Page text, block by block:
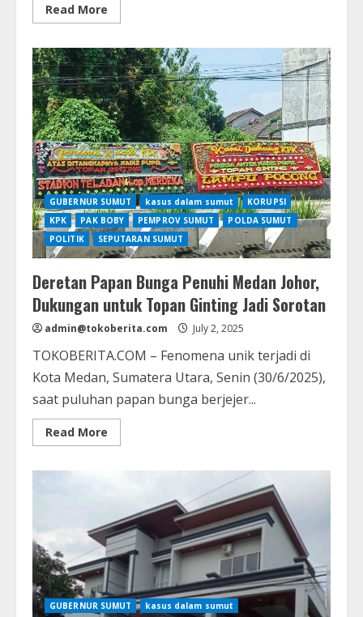
Read More
more
Sumut
Kaget,
Proyek
Rp
231
Miliar
di
Tabagsel
Tak
Pernah
Dibahas
Dewan
GUBERNUR SUMUT kasus dalam sumut
KORUPSI
KPK
PAK BOBY PEMPROV SUMUT
POLDA SUMUT
POLITIK
SEPUTARAN SUMUT
Deretan Papan Bunga Penuhi Medan Johor,
Dukungan untuk Topan Ginting Jadi Sorotan
admin@tokoberita.com July 2, 2025
TOKOBERITA.COM – Fenomena unik terjadi di
Kota Medan, Sumatera Utara, Senin (30/6/2025),
saat puluhan papan bunga berjejer...
Read More
more
Medan
Johor,
Dukungan
untuk
Topan
Ginting
Jadi
Sorotan
GUBERNUR SUMUT
kasus dalam sumut